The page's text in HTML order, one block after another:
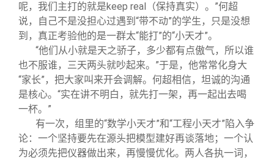
呢，我们主打的就是keep real（保持真实）。”何超
说，自己不是没担心过遇到“带不动”的学生，只是没想
到，真正考验他的是一群太“能打”的“小天才”。
“他们从小就是天之骄子，多少都有点傲气，所以谁
也不服谁，三天两头就吵起来。”于是，他常常化身大
“家长”，把大家叫来开会调解。何超相信，坦诚的沟通
是核心。“实在讲不明白，就先打一架，再一起出去喝
一杯。”
有一次，组里的“数学小天才”和“工程小天才”陷入争
论：一个坚持要先在源头把模型建好再谈落地；一个认
为必须先把仪器做出来，再慢慢优化。两人各执一词，